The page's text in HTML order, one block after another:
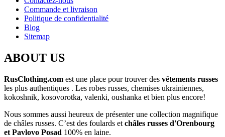
Commande et livraison
Politique de confidentialité
Blog
Sitemap
ABOUT US
RusClothing.com est une place pour trouver des vêtements russes
les plus authentiques . Les robes russes, chemises ukrainiennes,
kokoshnik, kosovorotka, valenki, oushanka et bien plus encore!
Nous sommes aussi heureux de présenter une collection magnifique
de châles russes. C’est des foulards et châles russes d'Orenbourg
et Pavlovo Posad 100% en laine.